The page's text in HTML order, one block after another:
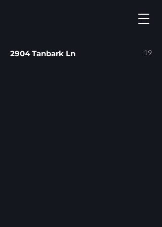
2904 Tanbark Ln 19